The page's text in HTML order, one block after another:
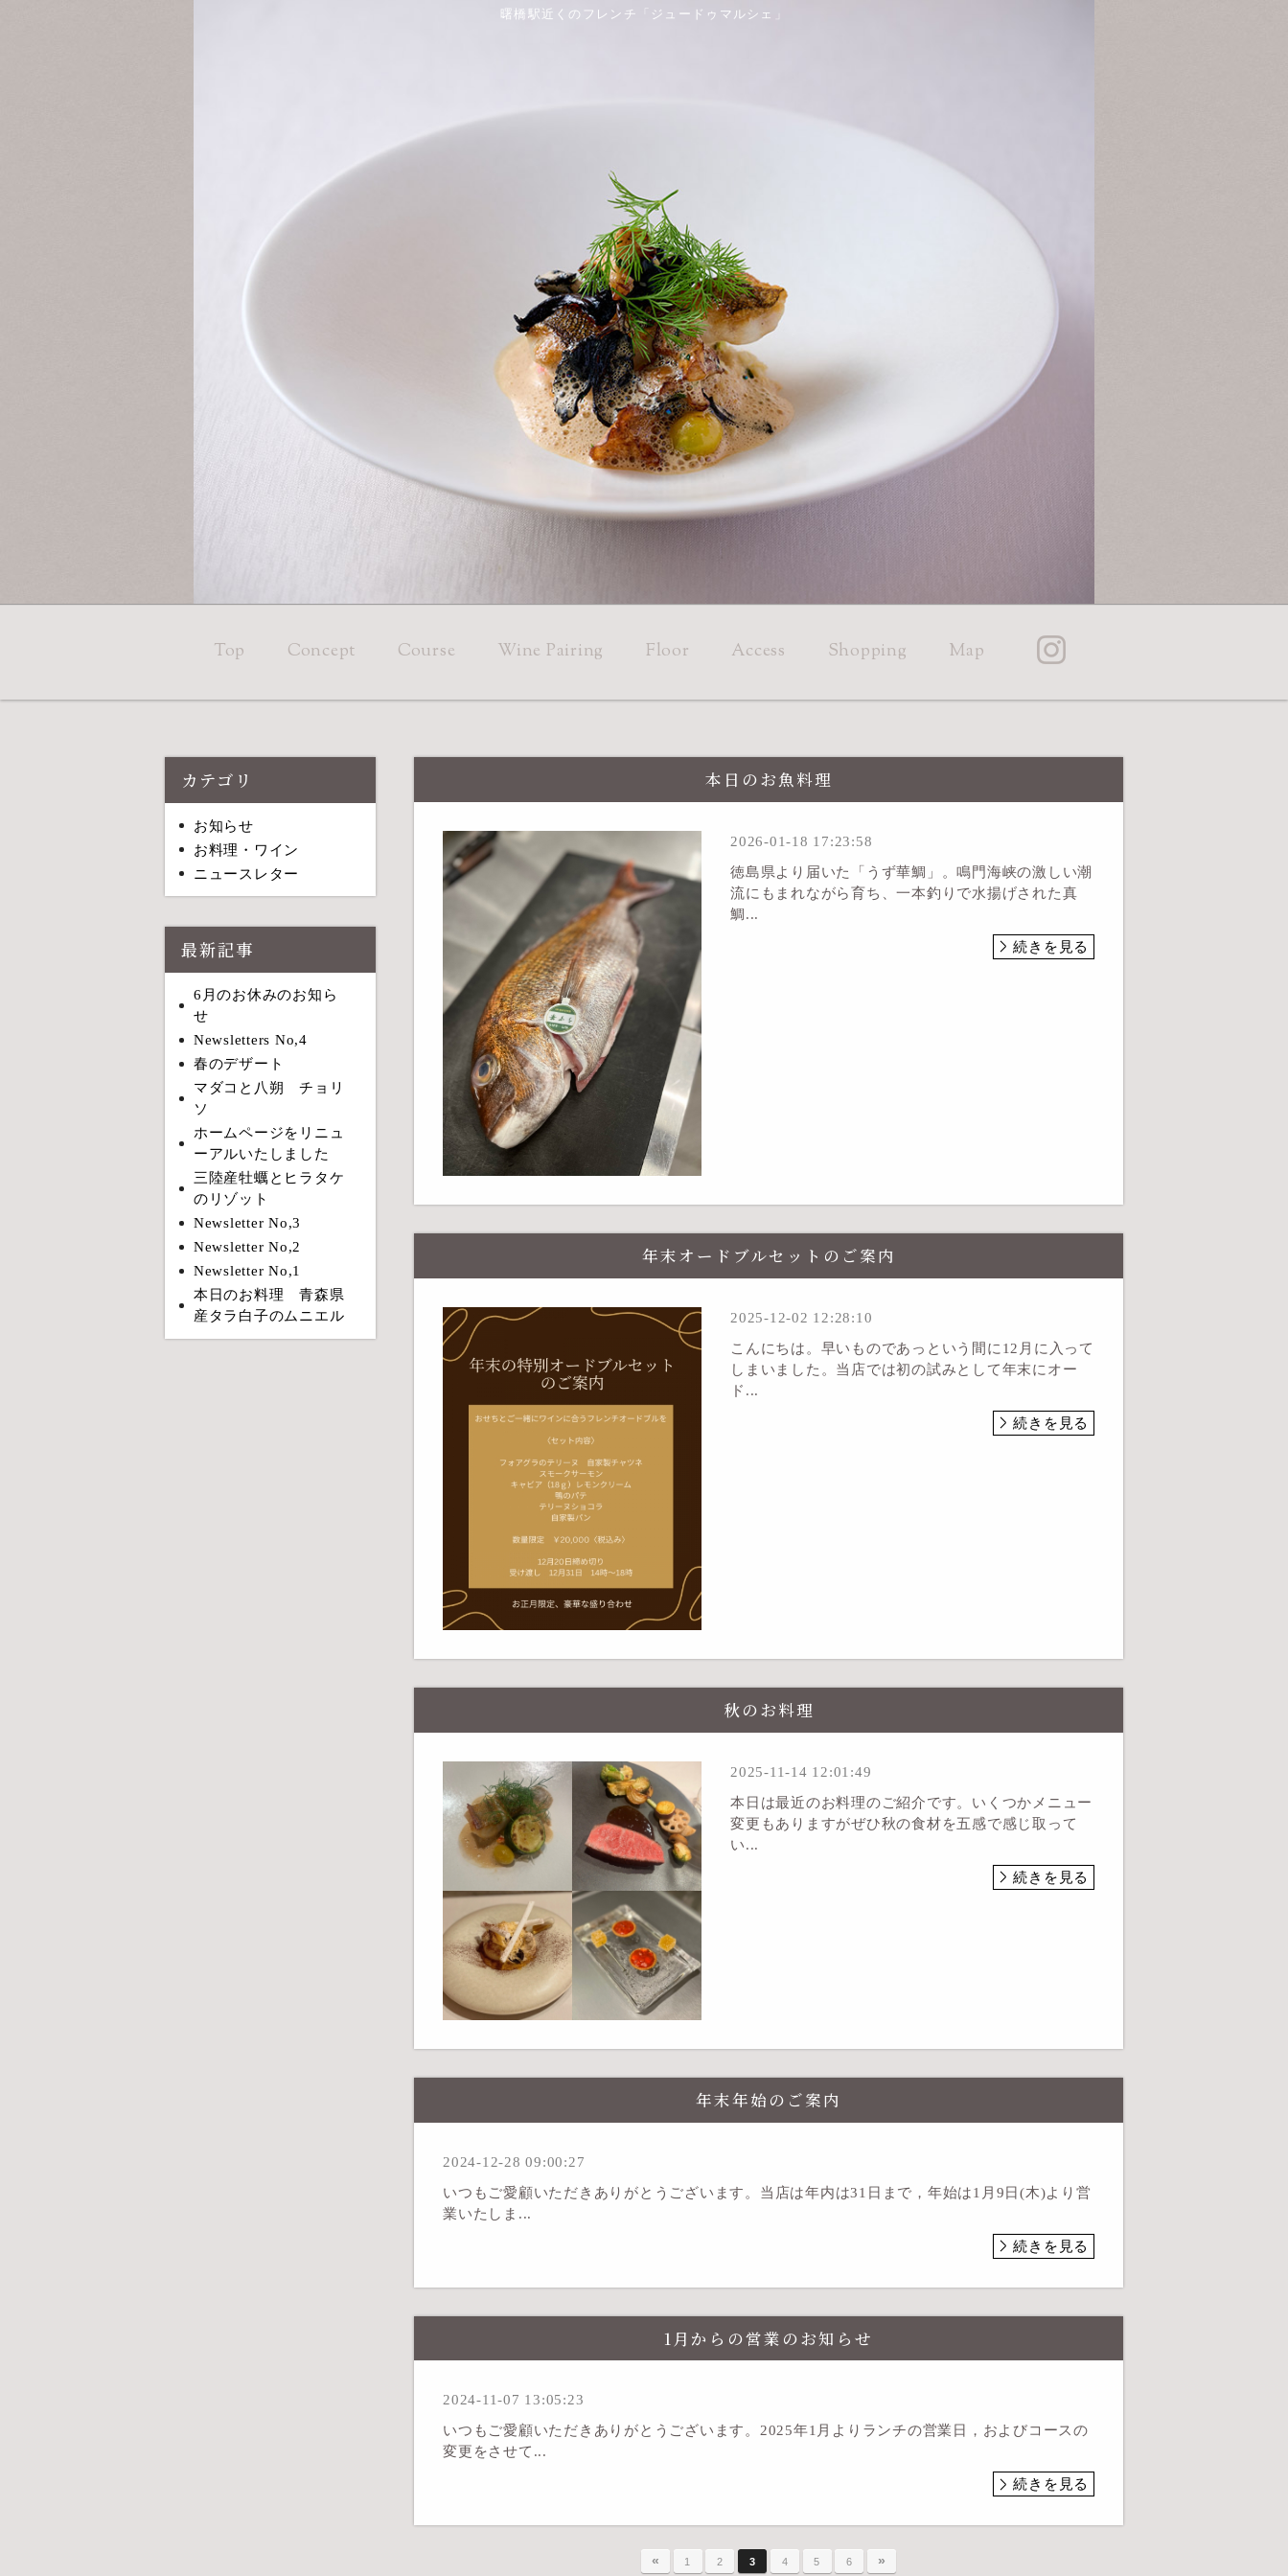
曙橋駅近くのフレンチ「ジュードゥマルシェ」
Top Concept Course Wine Pairing Floor Access Shopping Map
カテゴリ
お知らせ
お料理・ワイン
ニュースレター
最新記事
6月のお休みのお知ら
せ
Newsletters No,4
春のデザート
マダコと八朔 チョリ
ソ
ホームページをリニュ
ーアルいたしました
三陸産牡蠣とヒラタケ
のリゾット
Newsletter No,3
Newsletter No,2
Newsletter No,1
本日のお料理 青森県
産タラ白子のムニエル
本日のお魚料理
2026-01-18 17:23:58
徳島県より届いた「うず華鯛」。鳴門海峡の激しい潮
流にもまれながら育ち、一本釣りで水揚げされた真
鯛...
続きを見る
年末オードブルセットのご案内
2025-12-02 12:28:10
こんにちは。早いものであっという間に12月に入って
しまいました。当店では初の試みとして年末にオー
ド...
続きを見る
秋のお料理
2025-11-14 12:01:49
本日は最近のお料理のご紹介です。いくつかメニュー
変更もありますがぜひ秋の食材を五感で感じ取って
い...
続きを見る
年末年始のご案内
2024-12-28 09:00:27
いつもご愛顧いただきありがとうございます。当店は年内は31日まで，年始は1月9日(木)より営
業いたしま...
続きを見る
1月からの営業のお知らせ
2024-11-07 13:05:23
いつもご愛顧いただきありがとうございます。2025年1月よりランチの営業日，およびコースの
変更をさせて...
続きを見る
« 1 2 3 4 5 6 »